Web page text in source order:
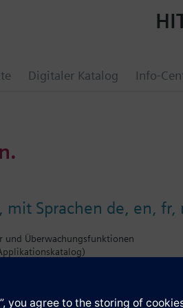
Digitaler Katalog Info-
mit Sprachen de, en, fr,
und Überwachungsfunktionen
/ absolute Feuchte, Druck /